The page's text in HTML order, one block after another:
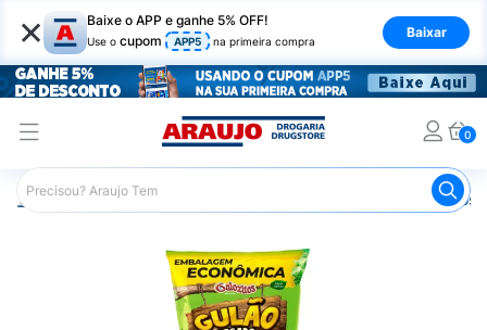
× Baixe o APP e ganhe 5% OFF!
Use o cupom APP5 na primeira compra
Baixar
0
Araujo Mercado Salgadinhos